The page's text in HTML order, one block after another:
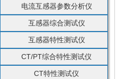
电流互感器参数分析仪
互感器综合测试仪
互感器特性测试仪
CT/PT综合特性测试仪
CT特性测试仪